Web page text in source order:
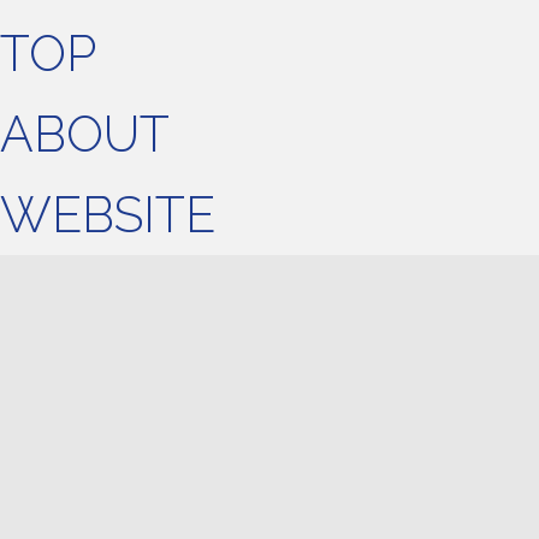
TOP
ABOUT
WEBSITE